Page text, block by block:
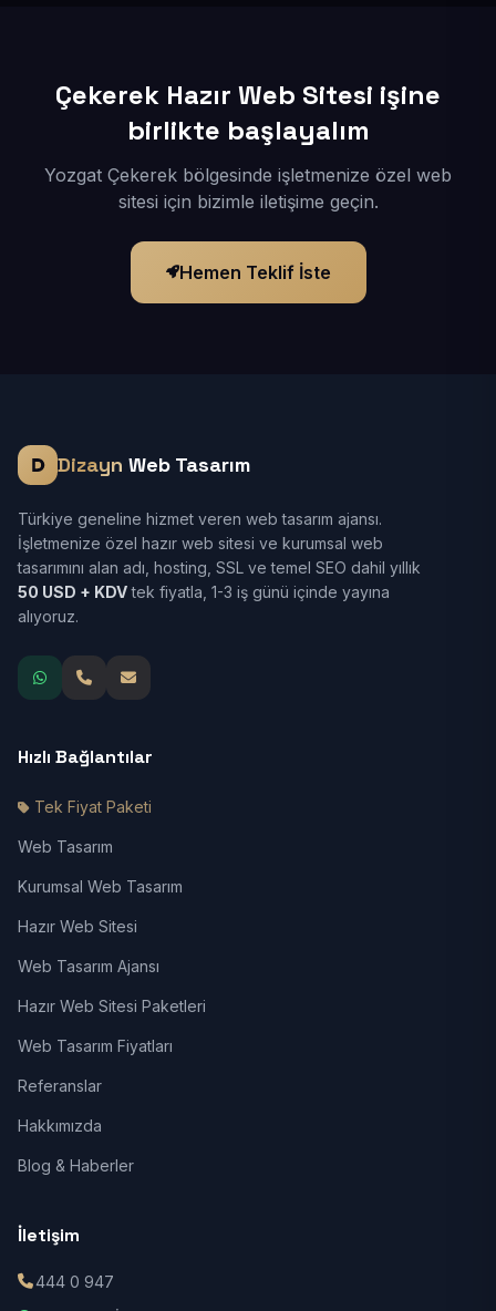
Çekerek Hazır Web Sitesi işine
birlikte başlayalım
Yozgat Çekerek bölgesinde işletmenize özel web
sitesi için bizimle iletişime geçin.
Hemen Teklif İste
Dizayn Web Tasarım
Türkiye geneline hizmet veren web tasarım ajansı.
İşletmenize özel hazır web sitesi ve kurumsal web
tasarımını alan adı, hosting, SSL ve temel SEO dahil yıllık
50 USD + KDVtek fiyatla, 1-3 iş günü içinde yayına
alıyoruz.
Hızlı Bağlantılar
Tek Fiyat Paketi
Web Tasarım
Kurumsal Web Tasarım
Hazır Web Sitesi
Web Tasarım Ajansı
Hazır Web Sitesi Paketleri
Web Tasarım Fiyatları
Referanslar
Hakkımızda
Blog & Haberler
İletişim
444 0 947